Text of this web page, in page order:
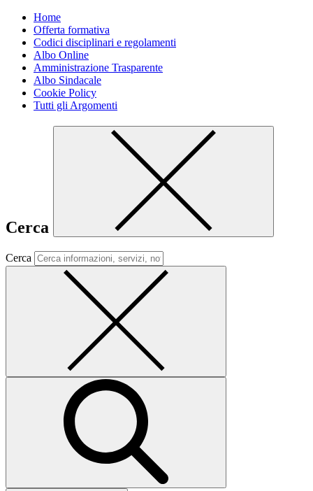
Home
Offerta formativa
Codici disciplinari e regolamenti
Albo Online
Amministrazione Trasparente
Albo Sindacale
Cookie Policy
Tutti gli Argomenti
Cerca
Cerca